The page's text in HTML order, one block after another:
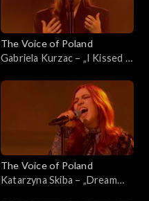
The Voice of Poland
Gabriela Kurzac – „I Kissed a
Live 1, 8 listopada 2025
The Voice of Poland
Katarzyna Skiba – „Dream